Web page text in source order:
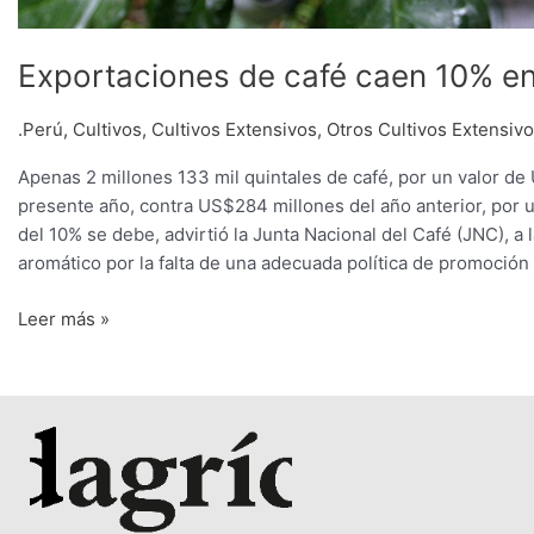
Exportaciones de café caen 10%
.Perú, Cultivos, Cultivos Extensivos, Otros Cultivos
Apenas 2 millones 133 mil quintales de café, por un valor
presente año, contra US$284 millones del año anterior,
del 10% se debe, advirtió la Junta Nacional del Café (JNC),
aromático por la falta de una adecuada política de
Leer más »